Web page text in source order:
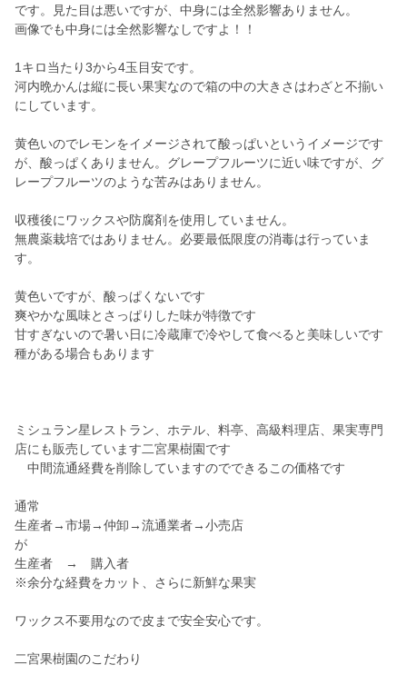
です。見た目は悪いですが、中身には全然影響ありません。
画像でも中身には全然影響なしですよ！！
1キロ当たり3から4玉目安です。
河内晩かんは縦に長い果実なので箱の中の大きさはわざと不揃い
にしています。
黄色いのでレモンをイメージされて酸っぱいというイメージです
が、酸っぱくありません。グレープフルーツに近い味ですが、グ
レープフルーツのような苦みはありません。
収穫後にワックスや防腐剤を使用していません。
無農薬栽培ではありません。必要最低限度の消毒は行っていま
す。
黄色いですが、酸っぱくないです
爽やかな風味とさっぱりした味が特徴です
甘すぎないので暑い日に冷蔵庫で冷やして食べると美味しいです
種がある場合もあります
ミシュラン星レストラン、ホテル、料亭、高級料理店、果実専門
店にも販売しています二宮果樹園です
中間流通経費を削除していますのでできるこの価格です
通常
生産者→市場→仲卸→流通業者→小売店
が
生産者 → 購入者
※余分な経費をカット、さらに新鮮な果実
ワックス不要用なので皮まで安全安心です。
二宮果樹園のこだわり